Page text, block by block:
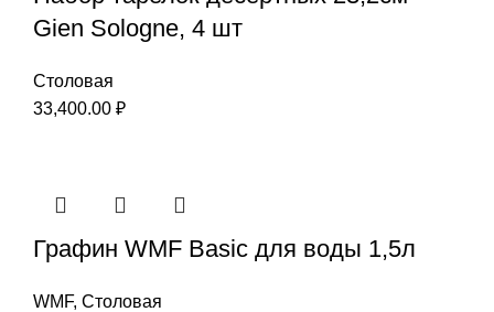
Gien Sologne, 4 шт
Столовая
33,400.00 ₽
Графин WMF Basic для воды 1,5л
WMF, Столовая